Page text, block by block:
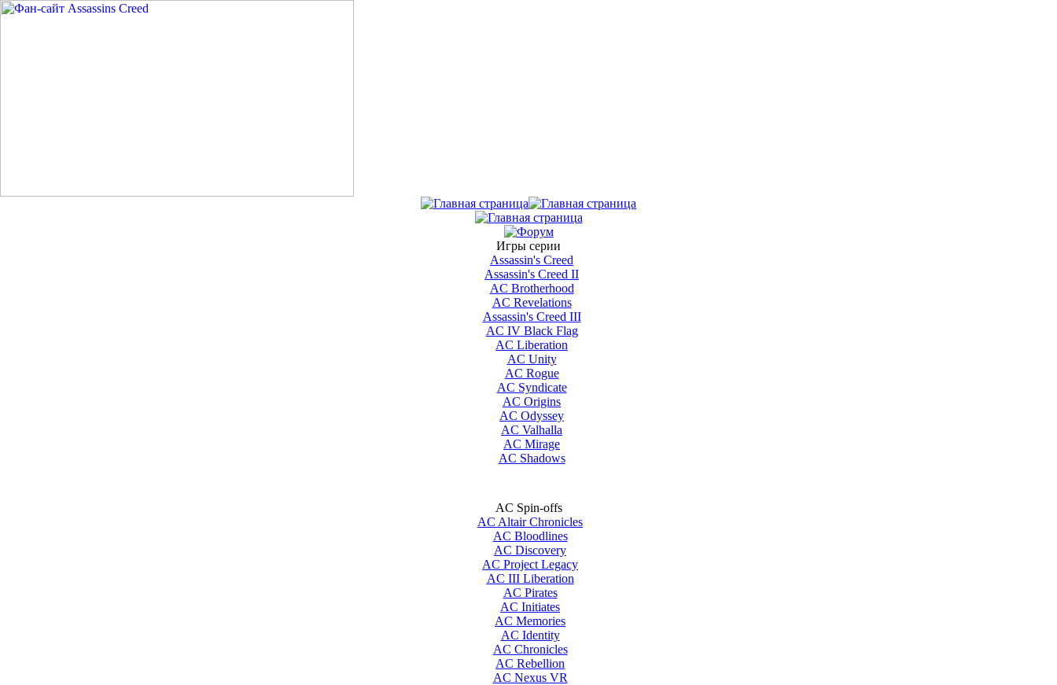
Игры серии
Assassin's Creed
Assassin's Creed II
AС Brotherhood
AC Revelations
Assassin's Creed III
AC IV Black Flag
AC Liberation
AC Unity
AC Rogue
AC Syndicate
AC Origins
AC Odyssey
AC Valhalla
AC Mirage
AC Shadows
AC Spin-offs
AC Altair Chronicles
AC Bloodlines
AC Discovery
AC Project Legacy
AC III Liberation
AC Pirates
AC Initiates
AC Memories
AC Identity
AC Chronicles
AC Rebellion
AC Nexus VR